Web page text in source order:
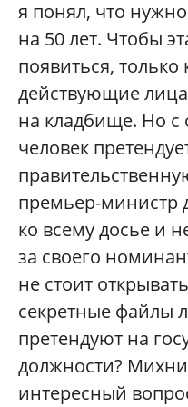
я понял, что нужно
на 50 лет. Чтобы
появиться, только
действующие
на кладбище. Но с
человек
премьер-министр
ко всему досье и
за своего
не стоит
секретные файлы
претендуют на
должности?
интересный